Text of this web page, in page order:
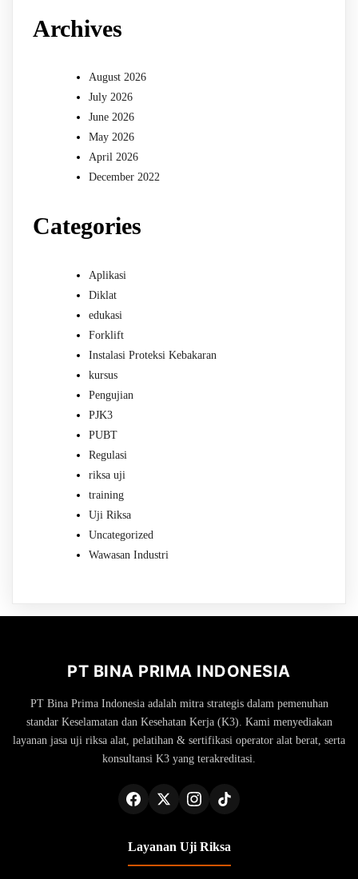
Archives
August 2026
July 2026
June 2026
May 2026
April 2026
December 2022
Categories
Aplikasi
Diklat
edukasi
Forklift
Instalasi Proteksi Kebakaran
kursus
Pengujian
PJK3
PUBT
Regulasi
riksa uji
training
Uji Riksa
Uncategorized
Wawasan Industri
PT BINA PRIMA INDONESIA
PT Bina Prima Indonesia adalah mitra strategis dalam pemenuhan
standar Keselamatan dan Kesehatan Kerja (K3). Kami menyediakan
layanan jasa uji riksa alat, pelatihan & sertifikasi operator alat berat, serta
konsultansi K3 yang terakreditasi.
Layanan Uji Riksa